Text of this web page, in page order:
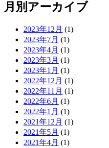
月別アーカイブ
2023年12月 (1)
2023年7月 (1)
2023年4月 (1)
2023年3月 (1)
2023年1月 (1)
2022年12月 (1)
2022年11月 (1)
2022年6月 (1)
2022年1月 (1)
2021年12月 (1)
2021年5月 (1)
2021年4月 (1)